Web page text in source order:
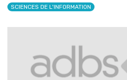
SCIENCES DE L'INFORMATION